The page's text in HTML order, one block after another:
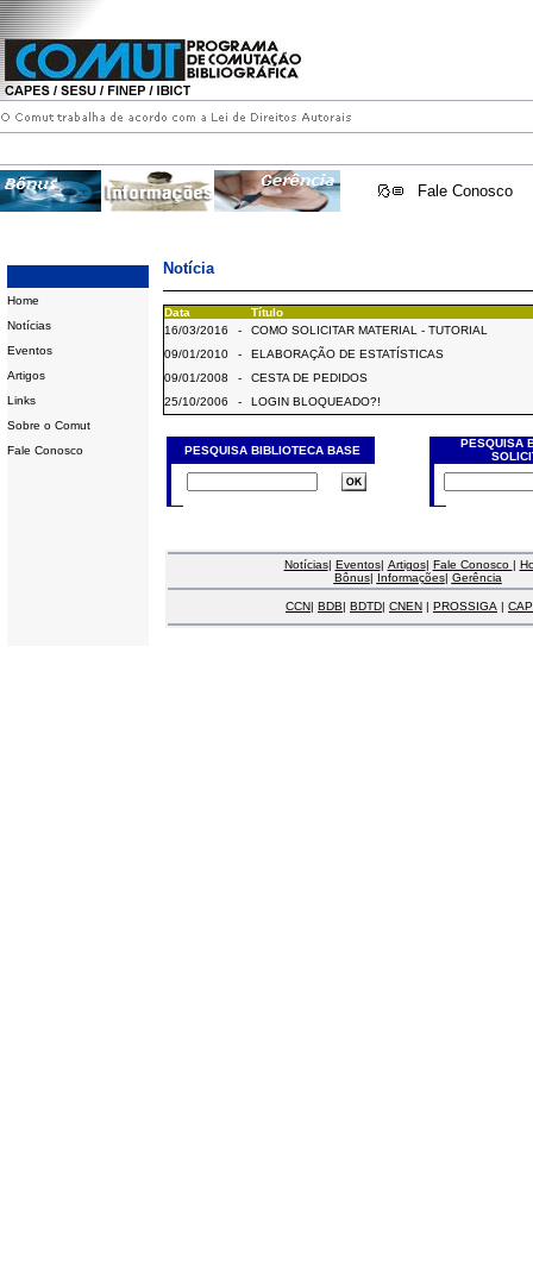
Fale Conosco
Home
Notícias
Eventos
Artigos
Links
Sobre o Comut
Fale Conosco
Notícia
Data
Título
16/03/2016
-
COMO SOLICITAR MATERIAL - TUTORIAL
09/01/2010
-
ELABORAÇÃO DE ESTATÍSTICAS
09/01/2008
-
CESTA DE PEDIDOS
25/10/2006
- LOGIN BLOQUEADO?!
PESQUISA BIBLIOTECA BASE
PESQUISA
Notícias| Eventos| Artigos| Fale Conosco |
Bônus| Informações| Gerência
CCN| BDB| BDTD| CNEN | PROSSIGA |